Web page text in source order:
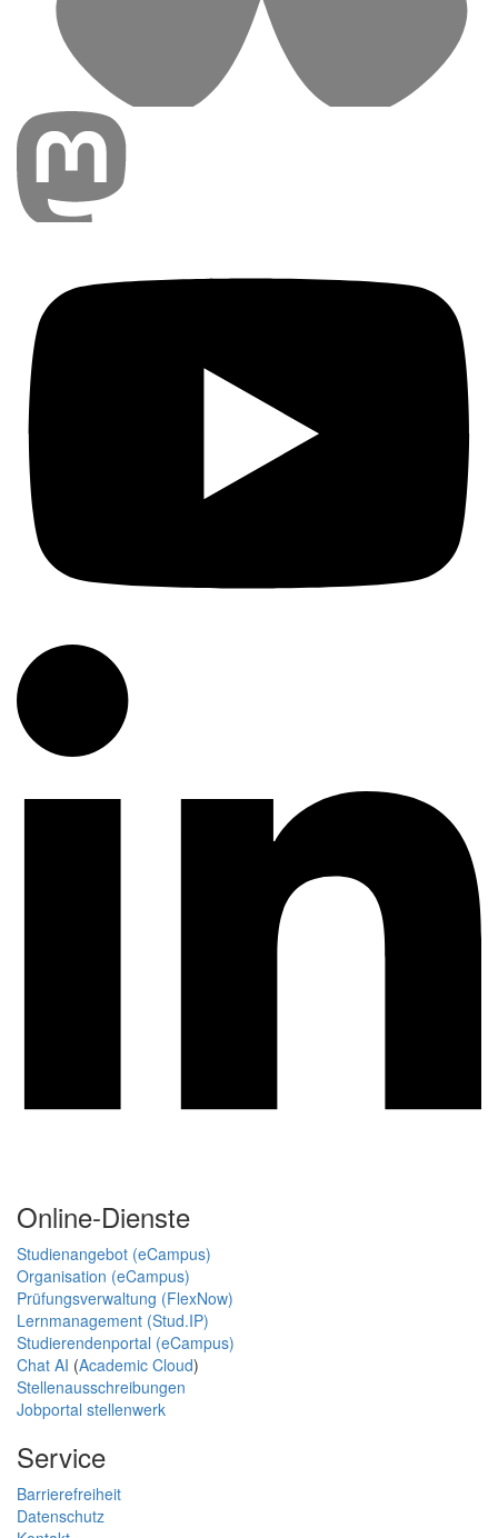
Online-Dienste
Studienangebot (eCampus)
Organisation (eCampus)
Prüfungsverwaltung (FlexNow)
Lernmanagement (Stud.IP)
Studierendenportal (eCampus)
Chat AI (Academic Cloud)
Stellenausschreibungen
Jobportal stellenwerk
Service
Barrierefreiheit
Datenschutz